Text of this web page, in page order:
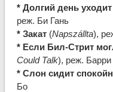
* Долгий день
реж. Би Гань
* Закат(Napszállta),
* Если Бил-Стрит
Could Talk), реж.
* Слон сидит
Бо